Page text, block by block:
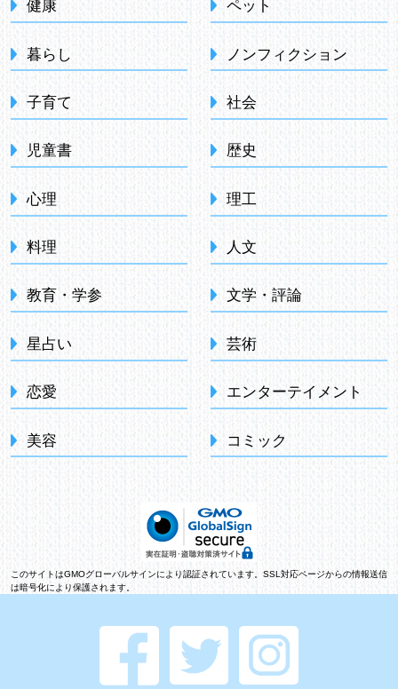
健康
暮らし
子育て
児童書
心理
料理
教育・学参
星占い
恋愛
美容
ペット
ノンフィクション
社会
歴史
理工
人文
文学・評論
芸術
エンターテイメント
コミック
このサイトはGMOグローバルサインにより認証されています。SSL対応ページからの情報送信
は暗号化により保護されます。